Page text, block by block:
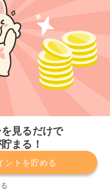
見るだけで
まる！
ントを貯める
用規約
運営会社